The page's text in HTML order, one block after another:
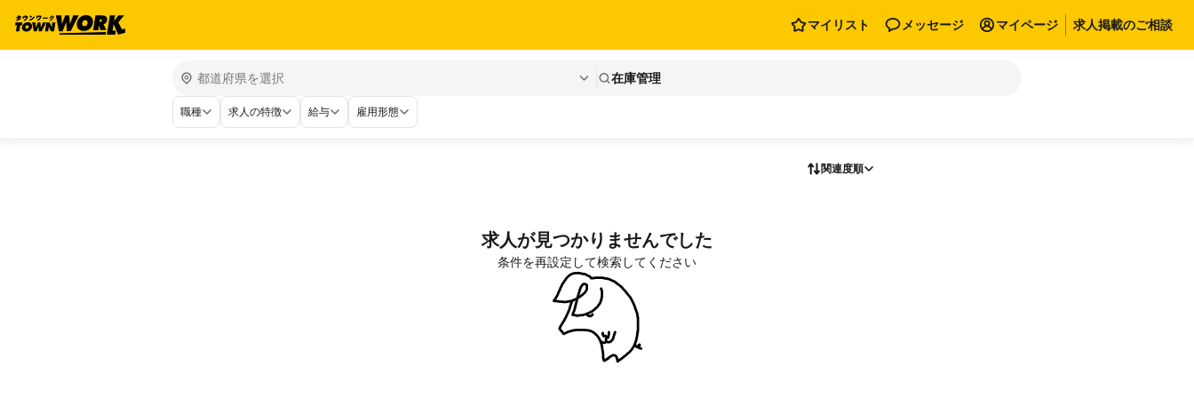
マイリスト メッセージ マイページ 求人掲載のご相談
在庫管理
職種 求人の特徴 給与 雇用形態
関連度順
求人が見つかりませんでした
条件を再設定して検索してください